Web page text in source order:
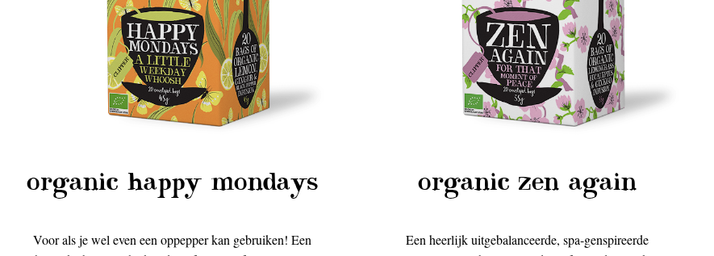
organic happy mondays
Voor als je wel even een oppepper kan gebruiken! Een
organic zen again
Een heerlijk uitgebalanceerde, spa-genspireerde